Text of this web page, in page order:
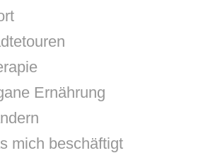
Ernährung
mich beschäftigt